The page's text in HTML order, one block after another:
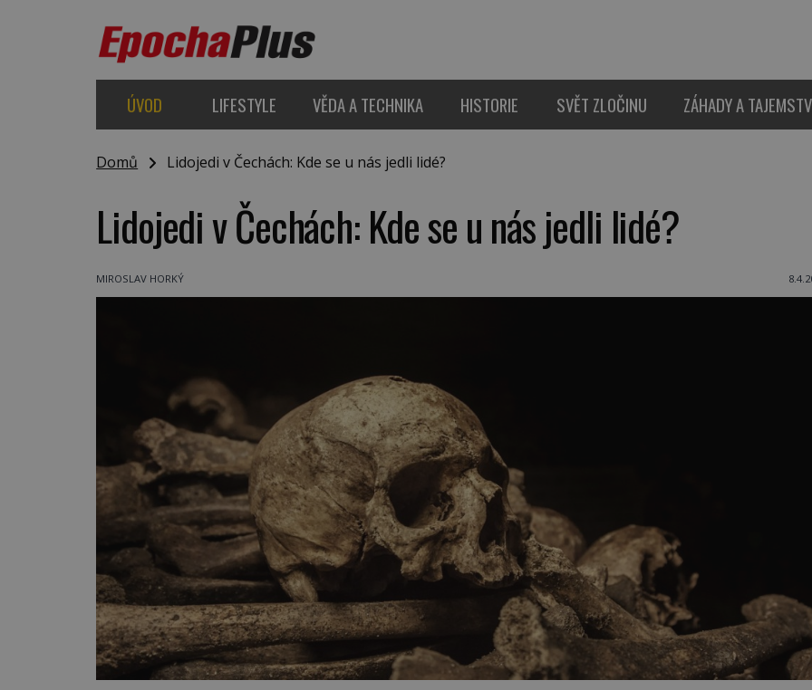
ÚVOD LIFESTYLE VĚDA A TECHNIKA HISTORIE SVĚT ZLOČINU ZÁHADY A
Domů Lidojedi v Čechách: Kde se u nás jedli lidé?
Lidojedi v Čechách: Kde se u nás jedli lidé?
MIROSLAV HORKÝ